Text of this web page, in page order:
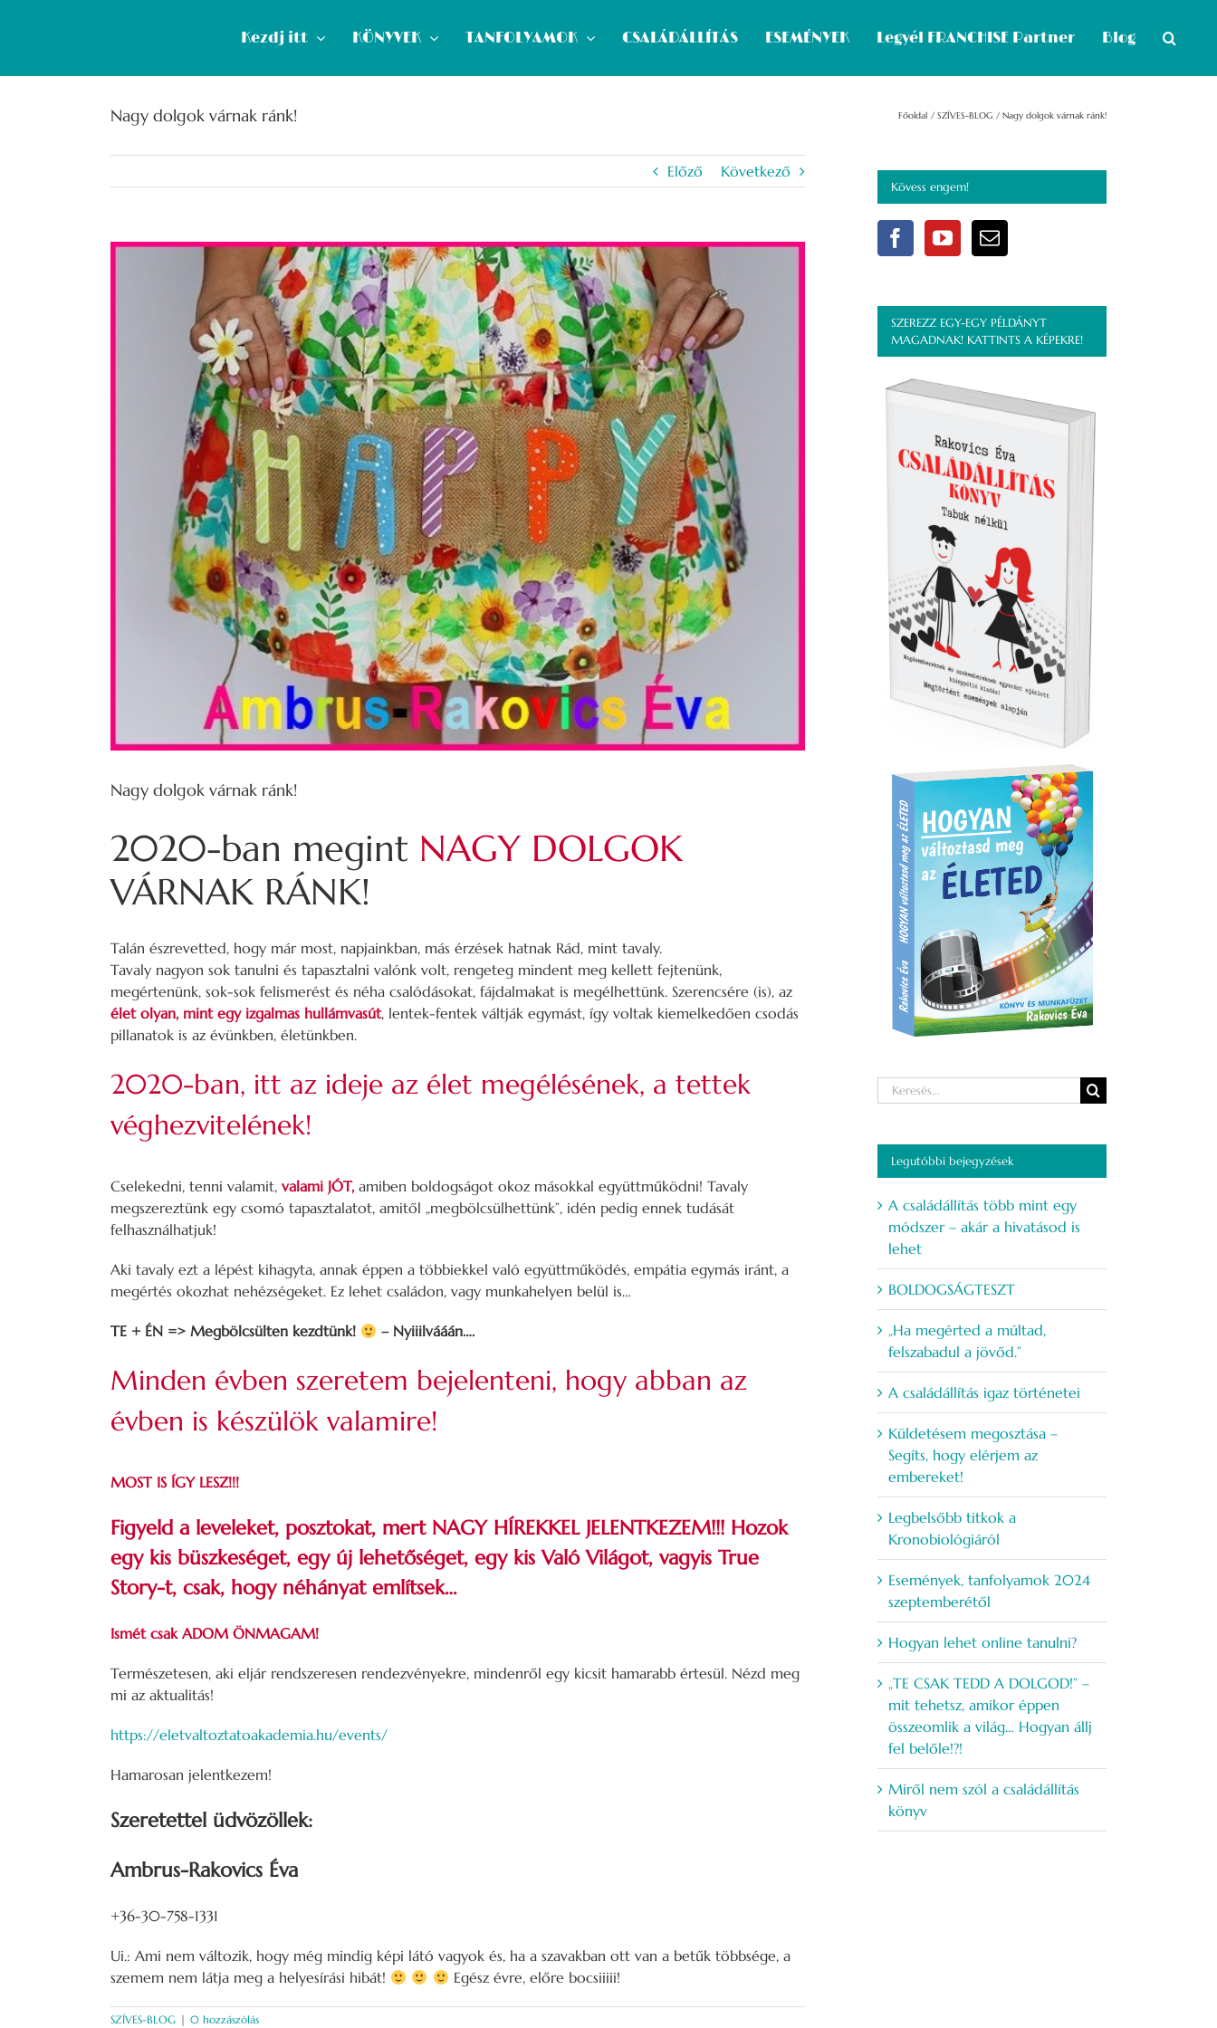
Kezdj itt
KÖNYVEK TANFOLYAMOK CSALÁDÁLLÍTÁS ESEMÉNYEK Legyél FRANCHISE Partner Blog
Nagy dolgok várnak ránk! Főoldal SZÍVES-BLOG Nagy dolgok várnak ránk!
Előző Következő
View
Nagy dolgok várnak ránk!
2020-ban megint NAGY DOLGOK
VÁRNAK RÁNK!
Talán észrevetted, hogy már most, napjainkban, más érzések hatnak Rád, mint tavaly.
Tavaly nagyon sok tanulni és tapasztalni valónk volt, rengeteg mindent meg kellett fejtenünk,
megértenünk, sok-sok felismerést és néha csalódásokat, fájdalmakat is megélhettünk. Szerencsére (is), az
élet olyan, mint egy izgalmas hullámvasút, lentek-fentek váltják egymást, így voltak kiemelkedően csodás
pillanatok is az évünkben, életünkben.
2020-ban, itt az ideje az élet megélésének, a tettek
véghezvitelének!
Cselekedni, tenni valamit, valami JÓT, amiben boldogságot okoz másokkal együttműködni! Tavaly
megszereztünk egy csomó tapasztalatot, amitől „megbölcsülhettünk”, idén pedig ennek tudását
felhasználhatjuk!
Aki tavaly ezt a lépést kihagyta, annak éppen a többiekkel való együttműködés, empátia egymás iránt, a
megértés okozhat nehézségeket. Ez lehet családon, vagy munkahelyen belül is…
TE + ÉN => Megbölcsülten kezdtünk! – Nyiiilvááán….
Minden évben szeretem bejelenteni, hogy abban az
évben is készülök valamire!
MOST IS ÍGY LESZ!!!
Figyeld a leveleket, posztokat, mert NAGY HÍREKKEL JELENTKEZEM!!! Hozok
egy kis büszkeséget, egy új lehetőséget, egy kis Való Világot, vagyis True
Story-t, csak, hogy néhányat említsek…
Ismét csak ADOM ÖNMAGAM!
Természetesen, aki eljár rendszeresen rendezvényekre, mindenről egy kicsit hamarabb értesül. Nézd meg
mi az aktualitás!
https://eletvaltoztatoakademia.hu/events/
Hamarosan jelentkezem!
Szeretettel üdvözöllek:
Ambrus-Rakovics Éva
+36-30-758-1331
Ui.: Ami nem változik, hogy még mindig képi látó vagyok és, ha a szavakban ott van a betűk többsége, a
szemem nem látja meg a helyesírási hibát!
Egész évre, előre bocsiiiii!
SZÍVES-BLOG | 0 hozzászólás
Kövess engem!
SZEREZZ EGY-EGY PÉLDÁNYT
MAGADNAK! KATTINTS A KÉPEKRE!
Keresés...
Legutóbbi bejegyzések
A családállítás több mint egy
módszer – akár a hivatásod is
lehet
BOLDOGSÁGTESZT
„Ha megérted a múltad,
felszabadul a jövőd.”
A családállítás igaz történetei
Küldetésem megosztása –
Segíts, hogy elérjem az
embereket!
Legbelsőbb titkok a
Kronobiológiáról
Események, tanfolyamok 2024
szeptemberétől
Hogyan lehet online tanulni?
„TE CSAK TEDD A DOLGOD!” –
mit tehetsz, amikor éppen
összeomlik a világ… Hogyan állj
fel belőle!?!
Miről nem szól a családállítás
könyv